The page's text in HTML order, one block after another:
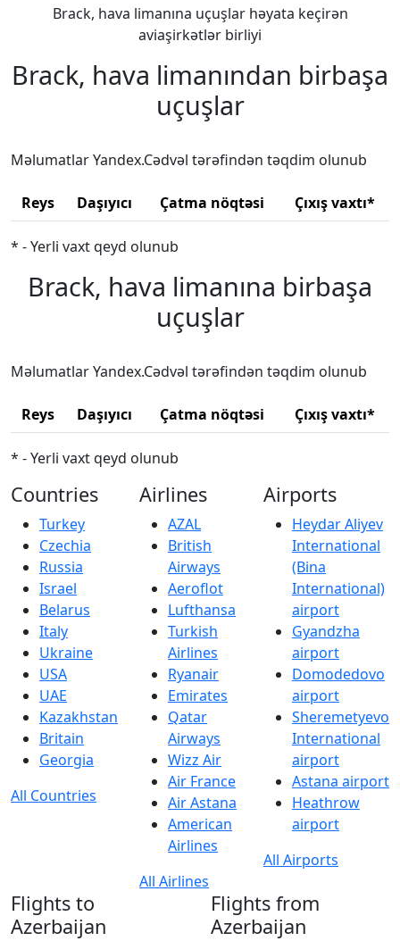
Brack, hava limanına uçuşlar həyata keçirən
aviaşirkətlər birliyi
Brack, hava limanından birbaşa
uçuşlar
Məlumatlar Yandex.Cədvəl tərəfindən təqdim olunub
Reys Daşıyıcı Çatma nöqtəsi Çıxış vaxtı*
* - Yerli vaxt qeyd olunub
Brack, hava limanına birbaşa
uçuşlar
Məlumatlar Yandex.Cədvəl tərəfindən təqdim olunub
Reys Daşıyıcı Çatma nöqtəsi Çıxış vaxtı*
* - Yerli vaxt qeyd olunub
Countries
Turkey
Czechia
Russia
Israel
Belarus
Italy
Ukraine
USA
UAE
Kazakhstan
Britain
Georgia
All Countries
Airlines
AZAL
British
Airways
Aeroflot
Lufthansa
Turkish
Airlines
Ryanair
Emirates
Qatar
Airways
Wizz Air
Air France
Air Astana
American
Airlines
All Airlines
Airports
Heydar Aliyev
International
(Bina
International)
airport
Gyandzha
airport
Domodedovo
airport
Sheremetyevo
International
airport
Astana airport
Heathrow
airport
All Airports
Flights to
Azerbaijan
Flights from
Azerbaijan